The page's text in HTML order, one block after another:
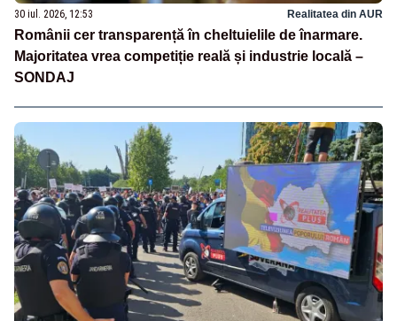
30 iul. 2026, 12:53 Realitatea din AUR
Românii cer transparență în cheltuielile de înarmare.
Majoritatea vrea competiție reală și industrie locală –
SONDAJ